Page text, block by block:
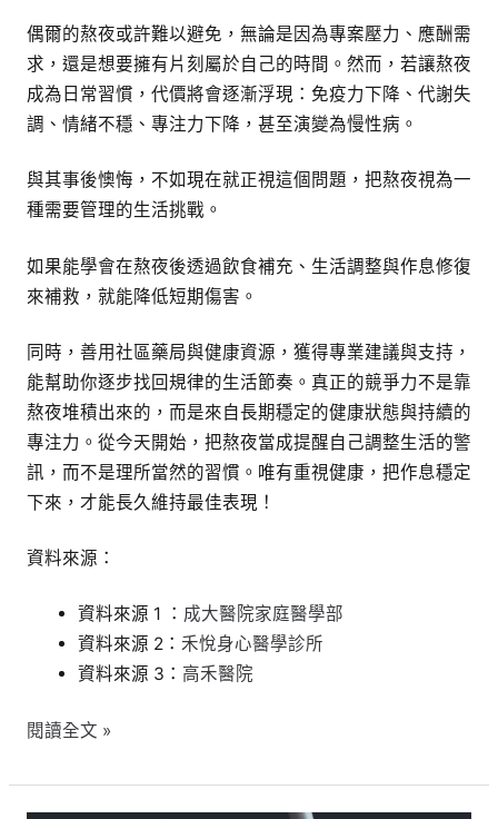
偶爾的熬夜或許難以避免，無論是因為專案壓力、應酬需
求，還是想要擁有片刻屬於自己的時間。然而，若讓熬夜
成為日常習慣，代價將會逐漸浮現：免疫力下降、代謝失
調、情緒不穩、專注力下降，甚至演變為慢性病。
與其事後懊悔，不如現在就正視這個問題，把熬夜視為一
種需要管理的生活挑戰。
如果能學會在熬夜後透過飲食補充、生活調整與作息修復
來補救，就能降低短期傷害。
同時，善用社區藥局與健康資源，獲得專業建議與支持，
能幫助你逐步找回規律的生活節奏。真正的競爭力不是靠
熬夜堆積出來的，而是來自長期穩定的健康狀態與持續的
專注力。從今天開始，把熬夜當成提醒自己調整生活的警
訊，而不是理所當然的習慣。唯有重視健康，把作息穩定
下來，才能長久維持最佳表現！
資料來源：
資料來源 1 ： 成大醫院家庭醫學部
資料來源 2：禾悅身心醫學診所
資料來源 3： 高禾醫院
閱讀全文 »